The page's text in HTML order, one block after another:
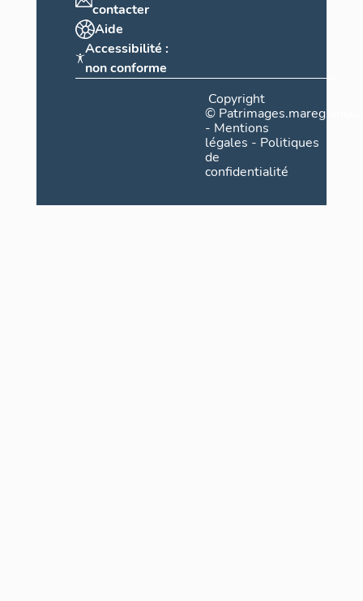
contacter
Aide
Accessibilité :
non conforme
Copyright
©
- Mentions
légales - Politiques
de
confidentialité